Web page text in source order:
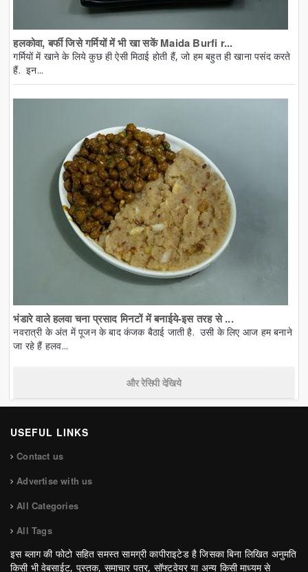
हलकोवा, बर्फी जिसे गर्मियों में भी खा सकें Maida Burfi r...
गर्मियों में खाने के लिये कुछ ही ऐसी मिठाई होती हैं, जो हम बहुत ही खाना पसंद करते
हैं. इन...
भंडारे वाले हलवा चना प्रसाद मिनटों में बनाईये-इस तरह से ...
नवरात्री के अंत में पूजन के बाद कंजक बैठाई जाती है. उसी के लिए आज हम बनाने
जा रहे हैं हलव...
और रेसिपी देखिये
USEFUL LINKS
Contact us
Advertise with us
All Categories
All Tags
इस ब्लाग की फोटो सहित समस्त सामग्री कापीराइटेड है जिसका बिना लिखित अनुमति
किसी भी वेबसाईट, पुस्तक, समाचार पत्र, सॉफ्टवेयर या अन्य किसी माध्यम से